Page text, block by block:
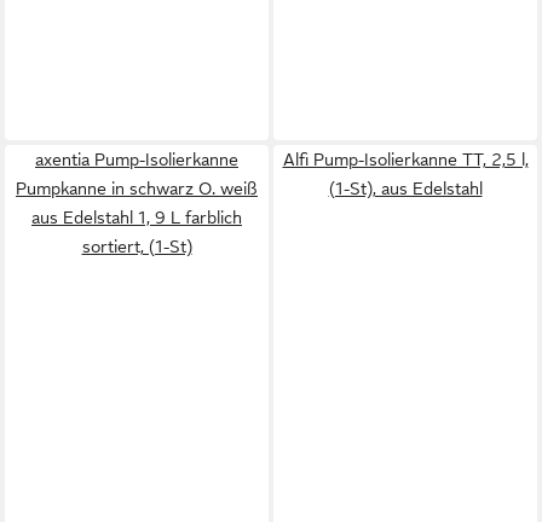
axentia Pump-Isolierkanne
Pumpkanne in schwarz O. weiß
aus Edelstahl 1, 9 L farblich
sortiert, (1-St)
Alfi Pump-Isolierkanne TT, 2,5 l,
(1-St), aus Edelstahl